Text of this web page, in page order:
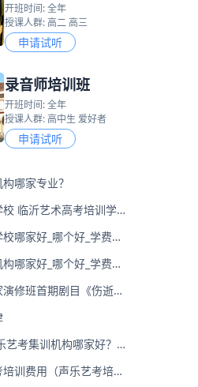
开班时间: 全年
授课人群: 高二 高三
申请试听
录音师培训班
开班时间: 全年
授课人群: 高中生 爱好者
申请试听
哪家专业？
临沂艺术高考培训学校
哪家好_哪个好_学费多
哪家好_哪个好_学费多
修班首期剧目《伤逝》
艺考集训机构哪家好？家
训费用（声乐艺考培训